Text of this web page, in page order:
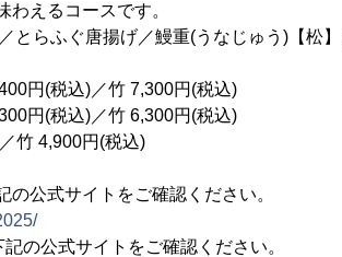
えるコースです。
らふぐ唐揚げ／鰻重(うなじゅう)【松
円(税込)／竹 7,300円(税込)
円(税込)／竹 6,300円(税込)
竹 4,900円(税込)
公式サイトをご確認ください。
の公式サイトをご確認ください。